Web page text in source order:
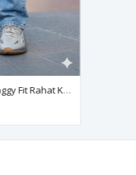
Erkek Açık Mavi Rodeo Baggy Fit Rahat Kalıp Jean Pantolon